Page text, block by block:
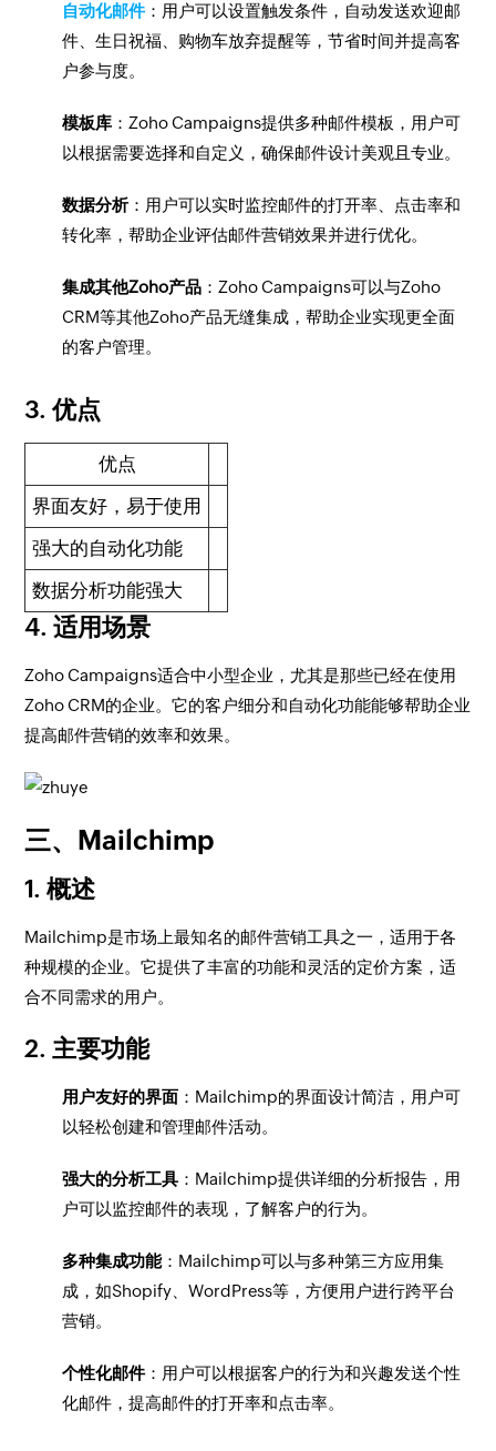
自动化邮件：用户可以设置触发条件，自动发送欢迎邮
件、生日祝福、购物车放弃提醒等，节省时间并提高客
户参与度。
模板库 ：Zoho Campaigns提供多种邮件模板，用户可
以根据需要选择和自定义，确保邮件设计美观且专业。
数据分析：用户可以实时监控邮件的打开率、点击率和
转化率，帮助企业评估邮件营销效果并进行优化。
集成其他Zoho产品 ：Zoho Campaigns可以与Zoho
CRM等其他Zoho产品无缝集成，帮助企业实现更全面
的客户管理。
3. 优点
优点
界面友好，易于使用
强大的自动化功能
数据分析功能强大
4. 适用场景
Zoho Campaigns适合中小型企业，尤其是那些已经在使用
Zoho CRM的企业。它的客户细分和自动化功能能够帮助企业
提高邮件营销的效率和效果。
三、Mailchimp
1. 概述
Mailchimp是市场上最知名的邮件营销工具之一，适用于各
种规模的企业。它提供了丰富的功能和灵活的定价方案，适
合不同需求的用户。
2. 主要功能
用户友好的界面 ：Mailchimp的界面设计简洁，用户可
以轻松创建和管理邮件活动。
强大的分析工具 ：Mailchimp提供详细的分析报告，用
户可以监控邮件的表现，了解客户的行为。
多种集成功能：Mailchimp可以与多种第三方应用集
成，如Shopify、WordPress等，方便用户进行跨平台
营销。
个性化邮件：用户可以根据客户的行为和兴趣发送个性
化邮件，提高邮件的打开率和点击率。